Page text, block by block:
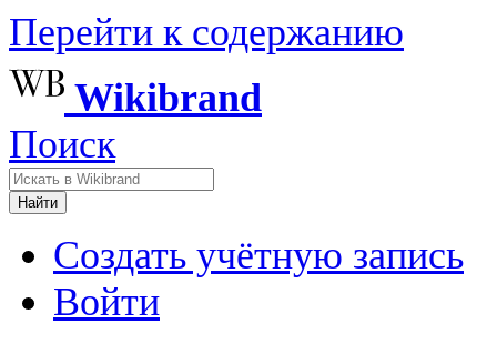
Перейти к содержанию
Wikibrand
Поиск
Найти
Создать учётную запись
Войти